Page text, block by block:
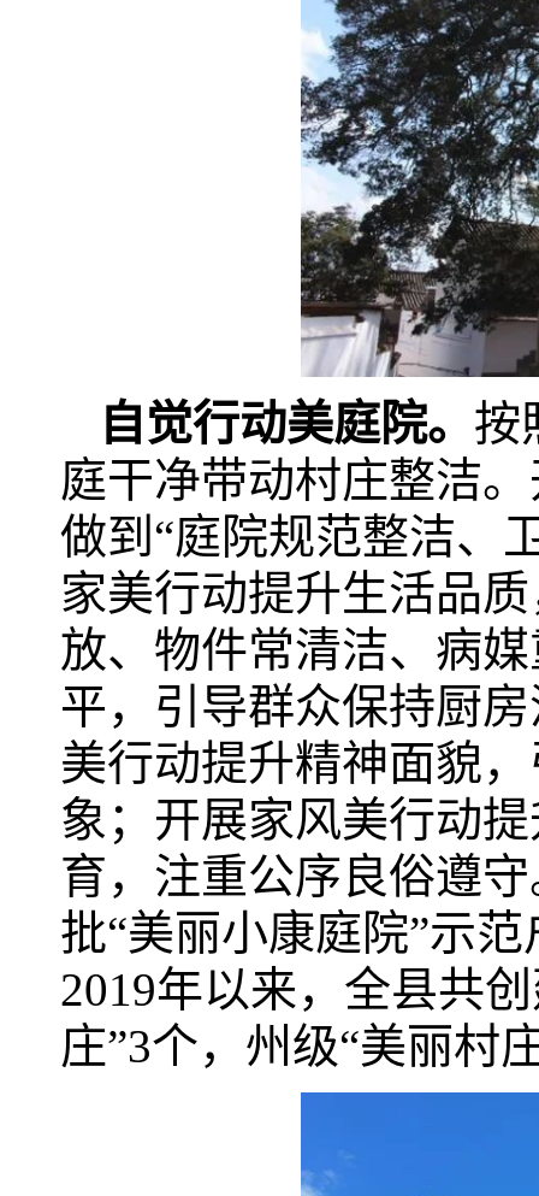
自觉行动美庭院。 按
庭干净带动村庄整洁
做到“庭院规范整洁、
家美行动提升生活品
放、物件常清洁、病
平，引导群众保持厨
美行动提升精神面貌
象；开展家风美行动
育，注重公序良俗遵
批“美丽小康庭院”示
2019年以来，全县共
庄”3个，州级“美丽村